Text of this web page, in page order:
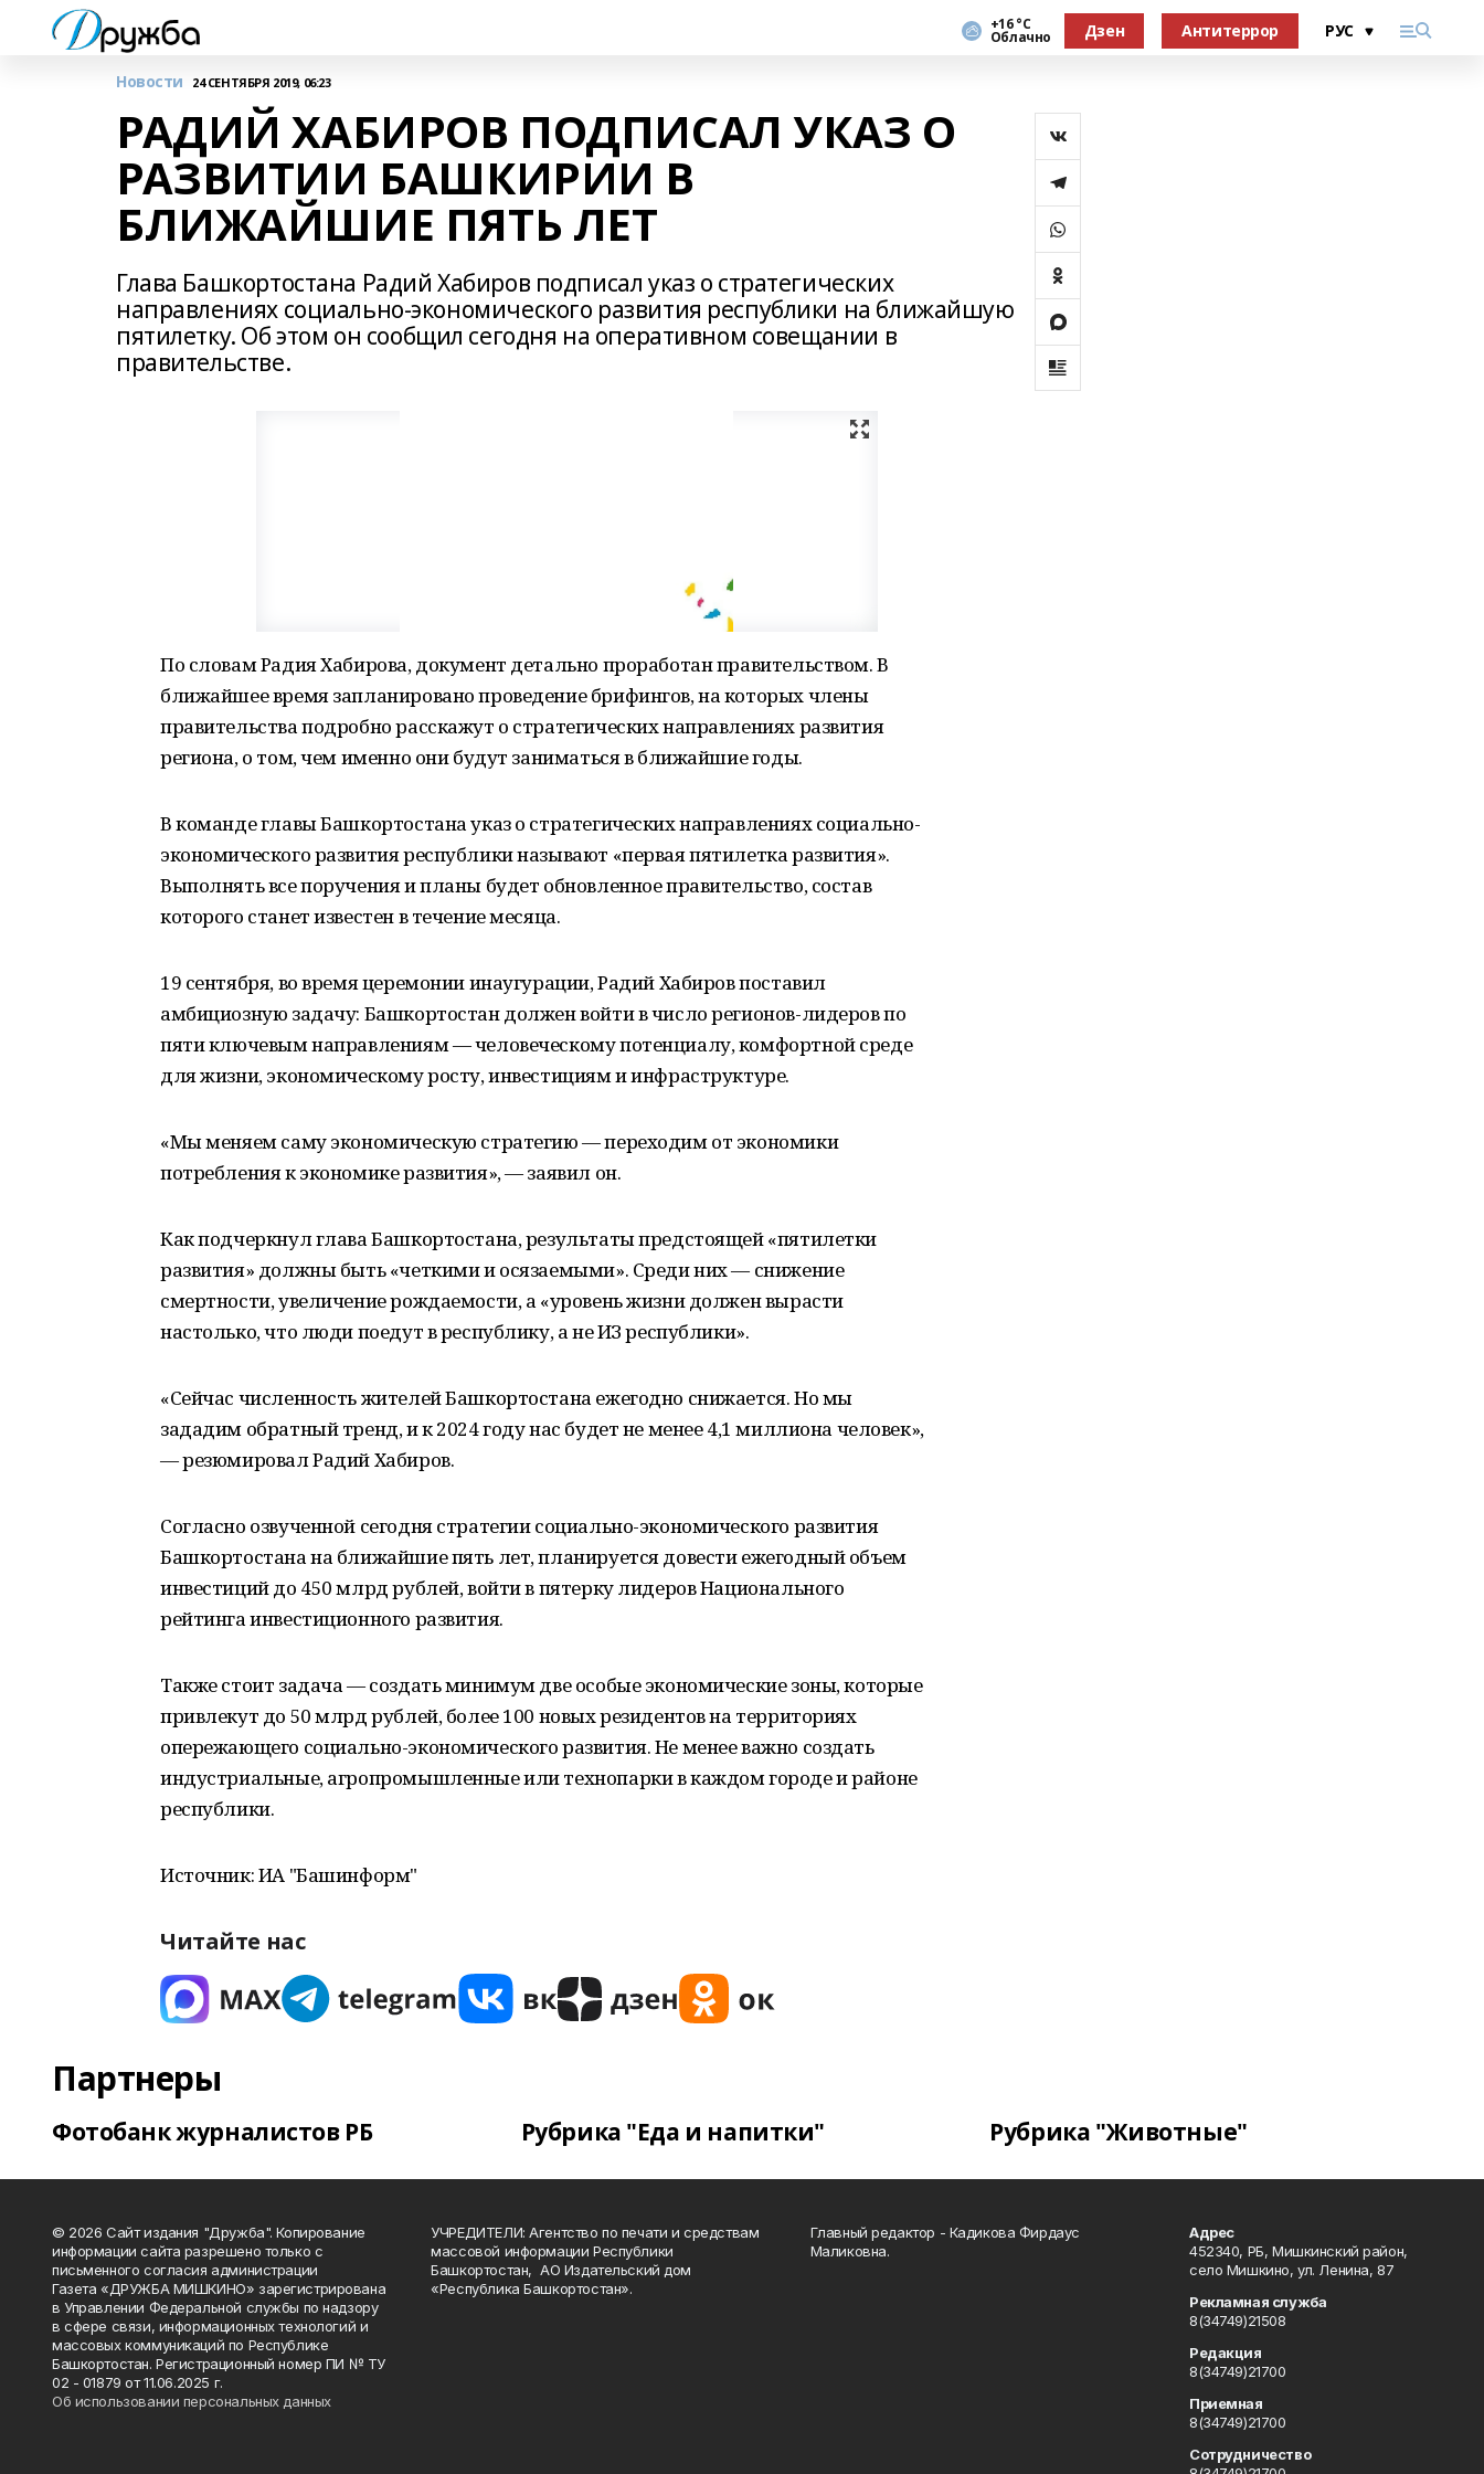
+16 °С
Облачно Дзен Антитеррор
Новости 24 СЕНТЯБРЯ 2019, 06:23
РАДИЙ ХАБИРОВ ПОДПИСАЛ УКАЗ О
РАЗВИТИИ БАШКИРИИ В
БЛИЖАЙШИЕ ПЯТЬ ЛЕТ
Глава Башкортостана Радий Хабиров подписал указ о стратегических
направлениях социально-экономического развития республики на ближайшую
пятилетку. Об этом он сообщил сегодня на оперативном совещании в
правительстве.
По словам Радия Хабирова, документ детально проработан правительством. В
ближайшее время запланировано проведение брифингов, на которых члены
правительства подробно расскажут о стратегических направлениях развития
региона, о том, чем именно они будут заниматься в ближайшие годы.
В команде главы Башкортостана указ о стратегических направлениях социально-
экономического развития республики называют «первая пятилетка развития».
Выполнять все поручения и планы будет обновленное правительство, состав
которого станет известен в течение месяца.
19 сентября, во время церемонии инаугурации, Радий Хабиров поставил
амбициозную задачу: Башкортостан должен войти в число регионов-лидеров по
пяти ключевым направлениям — человеческому потенциалу, комфортной среде
для жизни, экономическому росту, инвестициям и инфраструктуре.
«Мы меняем саму экономическую стратегию — переходим от экономики
потребления к экономике развития», — заявил он.
Как подчеркнул глава Башкортостана, результаты предстоящей «пятилетки
развития» должны быть «четкими и осязаемыми». Среди них — снижение
смертности, увеличение рождаемости, а «уровень жизни должен вырасти
настолько, что люди поедут в республику, а не ИЗ республики».
«Сейчас численность жителей Башкортостана ежегодно снижается. Но мы
зададим обратный тренд, и к 2024 году нас будет не менее 4,1 миллиона человек»,
— резюмировал Радий Хабиров.
Согласно озвученной сегодня стратегии социально-экономического развития
Башкортостана на ближайшие пять лет, планируется довести ежегодный объем
инвестиций до 450 млрд рублей, войти в пятерку лидеров Национального
рейтинга инвестиционного развития.
Также стоит задача — создать минимум две особые экономические зоны, которые
привлекут до 50 млрд рублей, более 100 новых резидентов на территориях
опережающего социально-экономического развития. Не менее важно создать
индустриальные, агропромышленные или технопарки в каждом городе и районе
республики.
Источник: ИА "Башинформ"
Читайте нас
Партнеры
Фотобанк журналистов РБ Рубрика "Еда и напитки" Рубрика "Животные"
© 2026 Сайт издания "Дружба". Копирование
информации сайта разрешено только с
письменного согласия администрации
Газета «ДРУЖБА МИШКИНО» зарегистрирована
в Управлении Федеральной службы по надзору
в сфере связи, информационных технологий и
массовых коммуникаций по Республике
Башкортостан. Регистрационный номер ПИ № ТУ
02 - 01879 от 11.06.2025 г.
Об использовании персональных данных
УЧРЕДИТЕЛИ: Агентство по печати и средствам
массовой информации Республики
Башкортостан, АО Издательский дом
«Республика Башкортостан».
Главный редактор - Кадикова Фирдаус
Маликовна.
Адрес
452340, РБ, Мишкинский район,
село Мишкино, ул. Ленина, 87
Рекламная служба
8(34749)21508
Редакция
8(34749)21700
Приемная
8(34749)21700
Сотрудничество